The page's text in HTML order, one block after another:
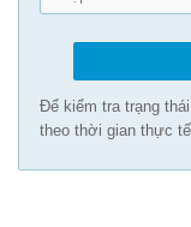
Để kiểm tra trạng
theo thời gian thực